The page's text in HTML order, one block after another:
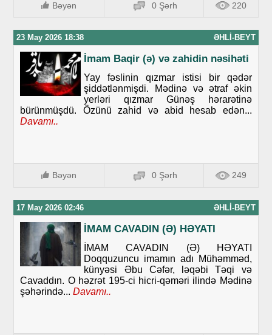
Bəyən 0 Şərh 220
23 May 2026 18:38 ƏHLI-BEYT
İmam Baqir (ə) və zahidin nəsihəti
Yay fəslinin qızmar istisi bir qədər
şiddətlənmişdi. Mədinə və ətraf əkin
yerləri qızmar Günəş hərarətinə
bürünmüşdü. Özünü zahid və abid hesab edən...
Davamı..
Bəyən 0 Şərh 249
17 May 2026 02:46 ƏHLI-BEYT
İMAM CAVADIN (Ə) HƏYATI
İMAM CAVADIN (Ə) HƏYATI
Doqquzuncu imamın adı Mühəmməd,
künyəsi Əbu Cəfər, ləqəbi Təqi və
Cavaddın. O həzrət 195-ci hicri-qəməri ilində Mədinə
şəhərində... Davamı..